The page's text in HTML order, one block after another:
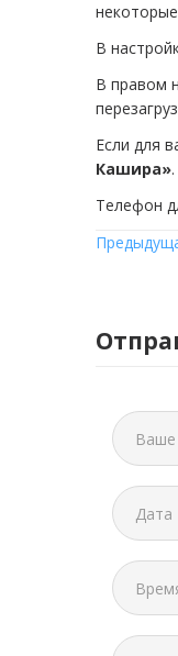
В
В правом
Если для
Кашира»
Телефон